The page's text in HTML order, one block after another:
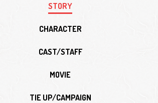
STORY
CHARACTER
CAST/STAFF
MOVIE
TIE UP/CAMPAIGN